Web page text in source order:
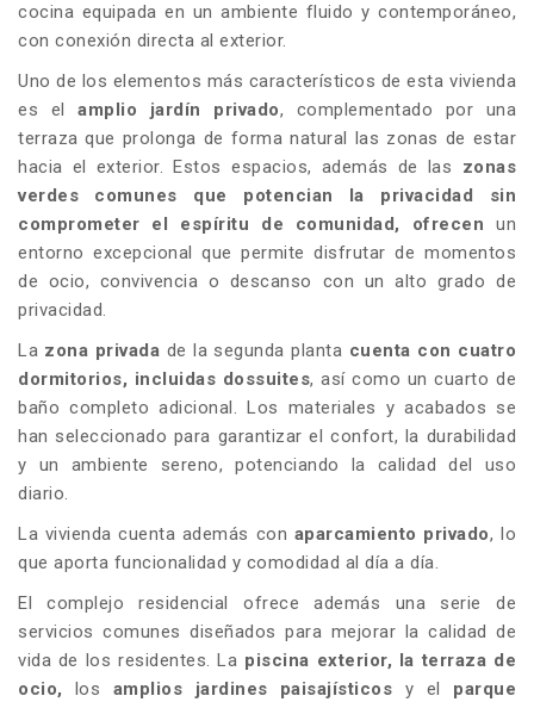
cocina equipada en un ambiente fluido y contemporáneo,
con conexión directa al exterior.
Uno de los elementos más característicos de esta vivienda
es el amplio jardín privado, complementado por una
terraza que prolonga de forma natural las zonas de estar
hacia el exterior. Estos espacios, además de las zonas
verdes comunes que potencian la privacidad sin
comprometer el espíritu de comunidad, ofrecen un
entorno excepcional que permite disfrutar de momentos
de ocio, convivencia o descanso con un alto grado de
privacidad.
La zona privada de la segunda planta cuenta con cuatro
dormitorios, incluidas dossuites, así como un cuarto de
baño completo adicional. Los materiales y acabados se
han seleccionado para garantizar el confort, la durabilidad
y un ambiente sereno, potenciando la calidad del uso
diario.
La vivienda cuenta además con aparcamiento privado, lo
que aporta funcionalidad y comodidad al día a día.
El complejo residencial ofrece además una serie de
servicios comunes diseñados para mejorar la calidad de
vida de los residentes. La piscina exterior, la terraza de
ocio, los amplios jardines paisajísticos y el parque